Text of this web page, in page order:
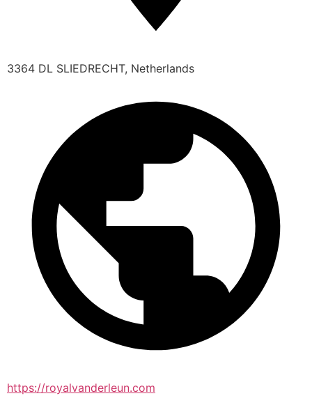
3364 DL SLIEDRECHT, Netherlands
https://royalvanderleun.com